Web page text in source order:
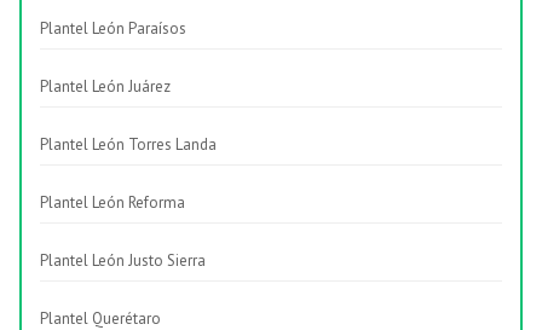
Plantel León Paraísos
Plantel León Juárez
Plantel León Torres Landa
Plantel León Reforma
Plantel León Justo Sierra
Plantel Querétaro